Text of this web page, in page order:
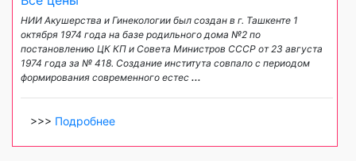
НИИ Акушерства и Гинекологии был создан в г. Ташкенте 1
октября 1974 года на базе родильного дома №2 по
постановлению ЦК КП и Совета Министров СССР от 23 августа
1974 года за № 418. Создание института совпало с периодом
формирования современного естес ...
>>> Подробнее